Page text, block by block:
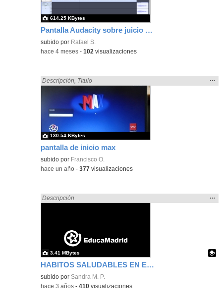
Pantalla Audacity sobre juicio a herramientas multimedia
subido por Rafael S.
614.25 KBytes
-hace 4 meses -102 visualizaciones
pantalla de inicio max
Encontrado «pantalla» en:
Descripción Título
la
…
subido por Francisco O.
130.54 KBytes
-hace un año -377 visualizaciones
HABITOS SALUDABLES EN EL CONTEXTO FAMILIAR
Encontrado «pantalla» en:
Descripción
la
…
Contenido educativo.
subido por Sandra M. P.
3.41 MBytes
-hace 3 años -410 visualizaciones